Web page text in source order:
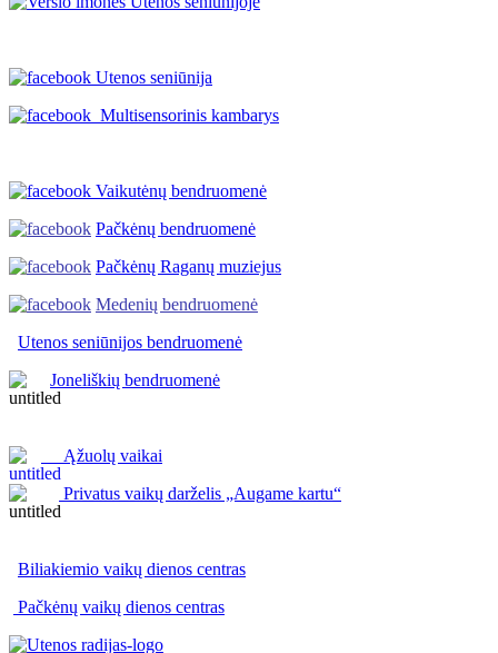
Utenos seniūnija
Multisensorinis kambarys
Vaikutėnų bendruomenė
Pačkėnų bendruomenė
Pačkėnų Raganų muziejus
Medenių bendruomenė
Utenos seniūnijos bendruomenė
Joneliškių bendruomenė
Ąžuolų vaikai
Privatus vaikų darželis „Augame kartu“
Biliakiemio vaikų dienos centras
Pačkėnų vaikų dienos centras